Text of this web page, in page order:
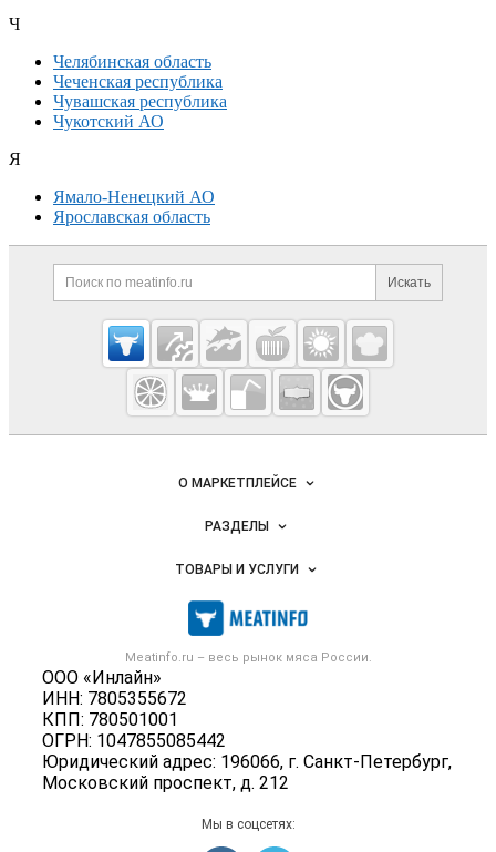
Ч
Челябинская область
Чеченская республика
Чувашская республика
Чукотский АО
Я
Ямало-Ненецкий АО
Ярославская область
Дополнительная информация
Поиск по сайту и
Искать
Cсылки на полезные проекты
Meatinfo.ru —
мясо и
мясопродукты
Важные разделы и контакты
Meatinfo.ru – весь рынок мяса России.
ООО «Инлайн»
ИНН: 7805355672
КПП: 780501001
ОГРН: 1047855085442
Юридический адрес: 196066, г. Санкт-Петербург,
Московский проспект, д. 212
Навигация по сайтуО МАРКЕТПЛЕЙСЕ
Новости Meatinfo.ru
Размещение рекламы
Публичная оферта
Контактная информация
Политика обработки персональных данных
РАЗДЕЛЫ
Объявления
Новости рынка
Мониторинг
Вакансии
ТОВАРЫ И УСЛУГИ
Мясо, мясопродукты
Скот в живом весе
Колбасы, сосиски, деликатесы
Мясные полуфабрикаты
Мясные снеки
Яйца
Карта объявлений
Мы в соцсетях: